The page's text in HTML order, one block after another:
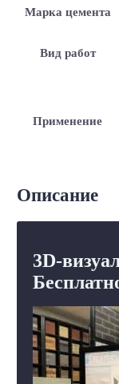
Марка цемента
Вид работ
Применение
Описание
3D-